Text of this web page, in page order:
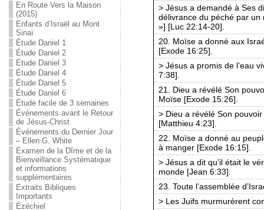
En Route Vers la Maison
(2015)
Enfants d’Israël au Mont
Sinaï
Étude Daniel 1
Étude Daniel 2
Étude Daniel 3
Étude Daniel 4
Étude Daniel 5
Étude Daniel 6
Étude facile de 3 semaines
Événements avant le Retour
de Jésus-Christ
Événements du Dernier Jour
– Ellen G. White
Examen de la Dîme et de la
Bienveillance Systématique
et informations
supplémentaires
Extraits Bibliques
Importants
Ézéchiel
> Jésus a demandé à Ses
délivrance du péché par un
»] [Luc 22:14-20].
20. Moïse a donné aux
[Exode 16:25].
> Jésus a promis de l’eau
7:38].
21. Dieu a révélé Son
Moïse [Exode 15:26].
> Dieu a révélé Son
[Matthieu 4:23].
22. Moïse a donné au
à manger [Exode 16:15].
> Jésus a dit qu’il était le
monde [Jean 6:33].
23. Toute l’assemblée
> Les Juifs murmurèrent